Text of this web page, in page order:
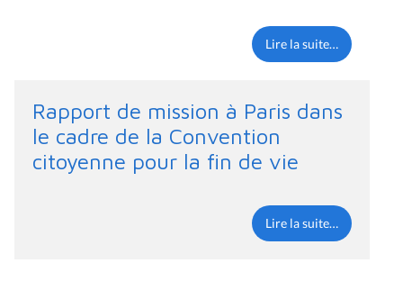
Lire la suite…
Rapport de mission à Paris dans
le cadre de la Convention
citoyenne pour la fin de vie
Lire la suite…